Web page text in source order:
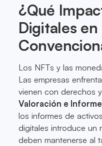
¿Qué
Digitales
Los NFTs y las
Las empresas
vienen con derechos
Valoración e
los informes de
digitales introduce un
deben mantenerse al